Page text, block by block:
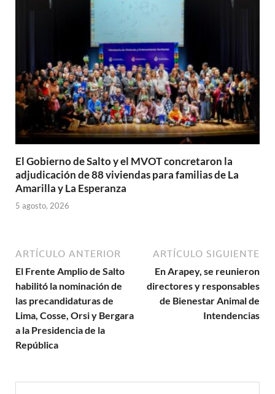
El Gobierno de Salto y el MVOT concretaron la
adjudicación de 88 viviendas para familias de La
Amarilla y La Esperanza
5 agosto, 2026
ARTÍCULO ANTERIOR
El Frente Amplio de Salto
habilitó la nominación de
las precandidaturas de
Lima, Cosse, Orsi y Bergara
a la Presidencia de la
República
ARTÍCULO SIGUIENTE
En Arapey, se reunieron
directores y responsables
de Bienestar Animal de
Intendencias